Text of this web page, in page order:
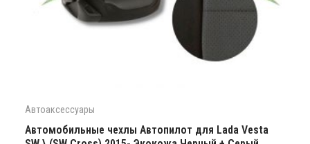
Автоаксессуары
Автомобильные чехлы Автопилот для Lada Vesta